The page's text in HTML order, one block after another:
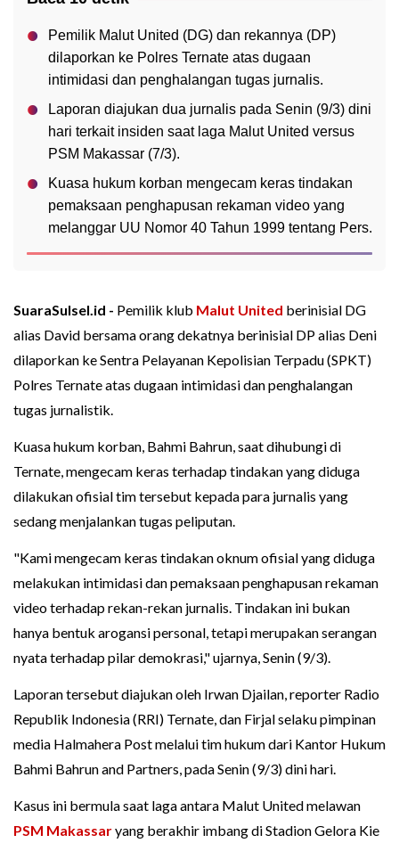
Pemilik Malut United (DG) dan rekannya (DP)
dilaporkan ke Polres Ternate atas dugaan
intimidasi dan penghalangan tugas jurnalis.
Laporan diajukan dua jurnalis pada Senin (9/3) dini
hari terkait insiden saat laga Malut United versus
PSM Makassar (7/3).
Kuasa hukum korban mengecam keras tindakan
pemaksaan penghapusan rekaman video yang
melanggar UU Nomor 40 Tahun 1999 tentang Pers.
SuaraSulsel.id - Pemilik klub Malut United berinisial DG
alias David bersama orang dekatnya berinisial DP alias Deni
dilaporkan ke Sentra Pelayanan Kepolisian Terpadu (SPKT)
Polres Ternate atas dugaan intimidasi dan penghalangan
tugas jurnalistik.
Kuasa hukum korban, Bahmi Bahrun, saat dihubungi di
Ternate, mengecam keras terhadap tindakan yang diduga
dilakukan ofisial tim tersebut kepada para jurnalis yang
sedang menjalankan tugas peliputan.
"Kami mengecam keras tindakan oknum ofisial yang diduga
melakukan intimidasi dan pemaksaan penghapusan rekaman
video terhadap rekan-rekan jurnalis. Tindakan ini bukan
hanya bentuk arogansi personal, tetapi merupakan serangan
nyata terhadap pilar demokrasi," ujarnya, Senin (9/3).
Laporan tersebut diajukan oleh Irwan Djailan, reporter Radio
Republik Indonesia (RRI) Ternate, dan Firjal selaku pimpinan
media Halmahera Post melalui tim hukum dari Kantor Hukum
Bahmi Bahrun and Partners, pada Senin (9/3) dini hari.
Kasus ini bermula saat laga antara Malut United melawan
PSM Makassaryang berakhir imbang di Stadion Gelora Kie